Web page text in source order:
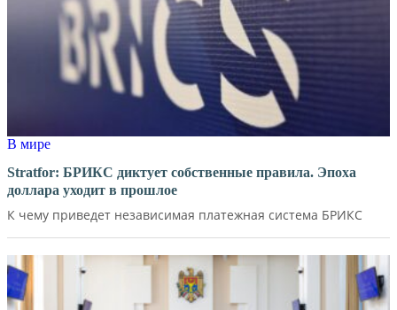
В мире
Stratfor: БРИКС диктует собственные правила. Эпоха
доллара уходит в прошлое
К чему приведет независимая платежная система БРИКС